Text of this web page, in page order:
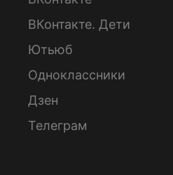
ВКонтакте. Дети
Ютьюб
Одноклассники
Дзен
Телеграм